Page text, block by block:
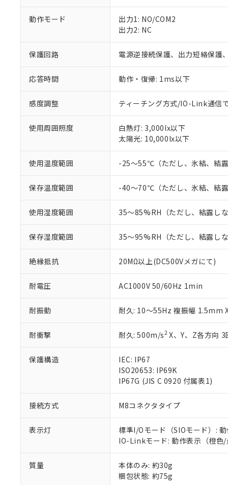
動作モード
出力1: NO/COM2
出力2: NC
保護回路 電源逆接続保護、出力短絡保護
応答時間 動作・復帰: 1ms以下
感度調整 ティーチング方式/IO-Link通信
使用周囲照度
白熱灯: 3,000lx以下
太陽光: 10,000lx以下
使用温度範囲 -25～55℃（ただし、氷結、結露
保存温度範囲 -40～70℃（ただし、氷結、結露
使用湿度範囲 35～85%RH（ただし、結露しな
保存湿度範囲 35～95%RH（ただし、結露しな
絶縁抵抗 20MΩ以上(DC500Vメガにて)
耐電圧 AC1000V 50/60Hz 1min
耐振動 耐久: 10～55Hz 複振幅 1.5mm
耐衝撃 耐久: 500m/s2X、Y、Z各方向 3
保護構造
IEC: IP67
ISO20653: IP69K
IP67G (JIS C 0920 付属表1)
接続方式 M8コネクタタイプ
表示灯
標準I/Oモード（SIOモード）:
IO-Linkモード: 動作表示（橙色/
質量
本体のみ: 約30g
梱包状態: 約75g
ご利用条件
以下の条件をお読
本サービス
当社制御機
在庫状況お
のであり、
い。
正式な納期
当社販売員
す。
マイパーツ
ている必要が
お客様が当
が、当社の
※当社の共同
いる法人を指
対応予定：EU
対応予定なし：
非該当品：ライセ
仕入先様の事情に
*EU RoHS指令（10物質
鉛(Pb) 1000ppm以下、
六価クロム(Cr(Ⅵ))
フタル酸ビス(2-エチル
ル（DBP） 1000ppm
但し、RoHS指令で産業
フタル酸エステル類の
※2 対応予定月
部品在庫の切り替
※3 非含有証明
下記の非含有証明
EU RoHS指令（
※本証明書は発行
また、RoHS指令
混在することから
既に当社にて対応
り割愛しております
※1 中国
「×」：最大均質
「－」：未確認で
Cr(Ⅵ)(六価クロム) :
DBP(フタル酸ジブチル
DEHP(フタル酸ビス(2-
※2 環境保護使
味します。
「－」：未確認で
などの必要な
当社は規制
ます。
当社は貴社
置等に一切
当社は、貴
たしません。
記
説明
○
△ 一定数に
－
在庫な
白